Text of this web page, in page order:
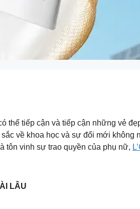
thể tiếp cận và tiếp cận những vẻ
về khoa học và sự đổi mới không
tôn vinh sự trao quyền của phụ nữ,
LÂU